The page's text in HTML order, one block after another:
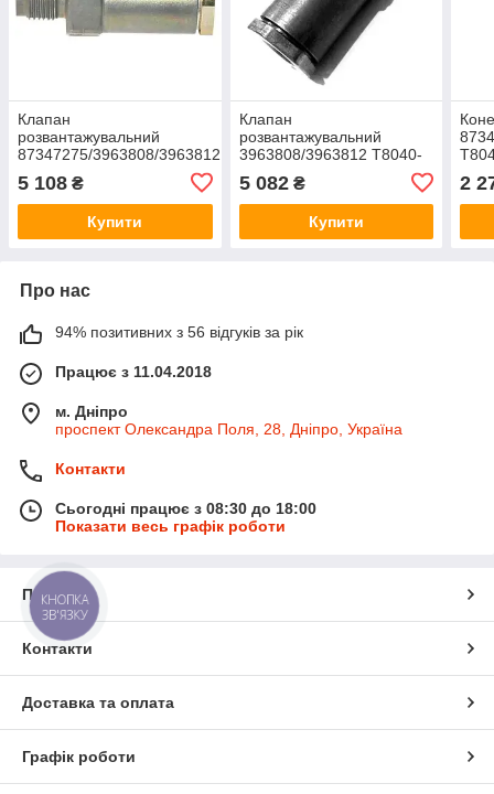
Клапан
розвантажувальний
87347275/3963808/3963812
50/Mag.310/335/7088/5088/2388
Case 1110010020
5 108 ₴
Купити
Клапан
розвантажувальний
3963808/3963812 T8040-
50/Mag.310/335/7088/5088/2388
Case 87347275
5 082₴
Купити
2
Про нас
94% позитивних з 56 відгуків за рік
Працює з 11.04.2018
м. Дніпро
проспект Олександра Поля, 28, Дніпро, Україна
Контакти
Сьогодні працює з 08:30 до 18:00
Показати весь графік роботи
Про нас
Контакти
Доставка та оплата
Графік роботи
КНОПКА
ЗВ'ЯЗКУ